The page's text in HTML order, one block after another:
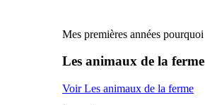
Mes premières années pourquoi
Les animaux de la ferme
Voir Les animaux de la ferme